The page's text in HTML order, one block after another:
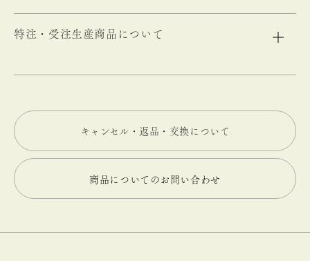
特注・受注生産商品について
キャンセル・返品・交換について
商品についてのお問い合わせ